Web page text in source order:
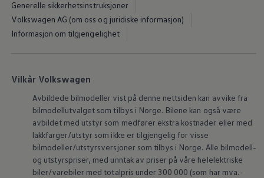
Varsellamper
Digitale tjenester
Connect Shop
Apper og tjenester
Bilservice
Verkstedtjenester
Veihjelp og bilberging
Service på elbil
Service for eldre modeller
Serviceavtale
Hvorfor velge merkeverksted
Magasin
Generelle sikkerhetsinstruksjoner
Volkswagen AG (om oss og juridiske informasjon)
Informasjon om tilgjengelighet
Vilkår Volkswagen
Avbildede bilmodeller vist på denne nettsiden kan avvike fra
bilmodellutvalget som tilbys i Norge. Bilene kan også være
avbildet med utstyr som medfører ekstra kostnader eller med
lakkfarger/utstyr som ikke er tilgjengelig for visse
bilmodeller/utstyrsversjoner som tilbys i Norge. Alle bilmodell-
og utstyrspriser, med unntak av priser på våre helelektriske
biler/varebiler med totalpris under 300 000 (som har mva.-